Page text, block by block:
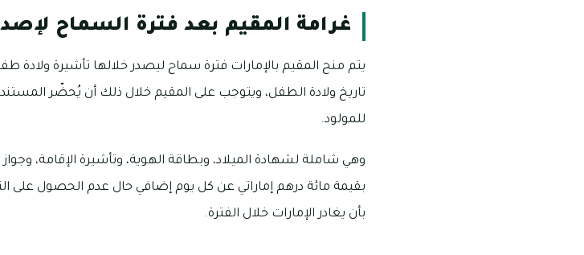
غرامة المقيم بعد فترة السماح
يتم منح المقيم بالإمارات فترة سماح ليصدر خلالها تأشيرة ولادة
تاريخ ولادة الطفل، ويتوجب على المقيم خلال ذلك أن يُحضّر
للمولود.
وهي شاملة لشهادة الميلاد، وبطاقة الهوية، وتأشيرة الإقامة،
بقيمة مائة درهم إماراتي عن كل يوم إضافي حال عدم الحصول على
بأن يغادر الإمارات خلال الفترة.